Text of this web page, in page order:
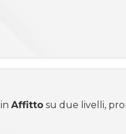
inAffitto su due livelli,